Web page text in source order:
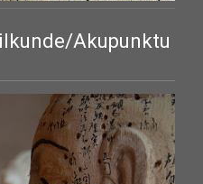
Akupunktu